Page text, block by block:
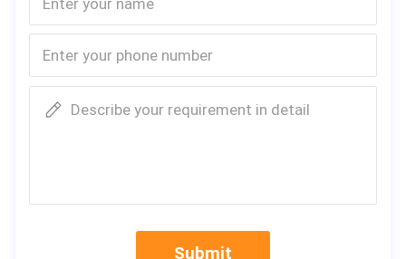
Describe your requirement in detail
Submit